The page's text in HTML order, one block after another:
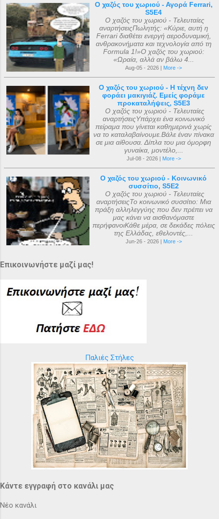
Ο χαζός του χωριού - Αγορά Ferrari,
S5E4
Ο χαζός του χωριού - Τελευταίες
αναρτήσειςΠωλητής: «Κύριε, αυτή η
Ferrari διαθέτει ενεργή αεροδυναμική,
ανθρακονήματα και τεχνολογία από τη
Formula 1!»Ο χαζός του χωριού:
«Ωραία, αλλά αν βάλω 4...
Aug-05 - 2026 | More ->
Ο χαζός του χωριού - Η τέχνη δεν
φοράει μακιγιάζ. Εμείς φοράμε
προκαταλήψεις, S5E3
Ο χαζός του χωριού - Τελευταίες
αναρτήσειςΥπάρχει ένα κοινωνικό
πείραμα που γίνεται καθημερινά χωρίς
να το καταλαβαίνουμε.Βάλε έναν πίνακα
σε μια αίθουσα. Δίπλα του μια όμορφη
γυναίκα, μοντέλο,...
Jul-08 - 2026 | More ->
Ο χαζός του χωριού - Κοινωνικό
συσσίτιο, S5E2
Ο χαζός του χωριού - Τελευταίες
αναρτήσειςΤο κοινωνικό συσσίτιο: Μια
πράξη αλληλεγγύης που δεν πρέπει να
μας κάνει να αισθανόμαστε
περήφανοιΚάθε μέρα, σε δεκάδες πόλεις
της Ελλάδας, εθελοντές,...
Jun-26 - 2026 | More ->
Επικοινωνήστε μαζί μας!
Παλιές Στήλες
Κάντε εγγραφή στο κανάλι μας
Νέο κανάλι